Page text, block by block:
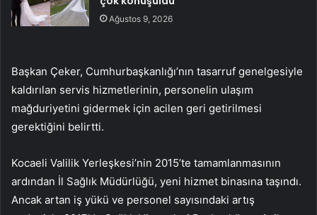
Ağustos 9, 2026
Başkan Çeker, Cumhurbaşkanlığı’nın tasarruf genelgesiyle
kaldırılan servis hizmetlerinin, personelin ulaşım
mağduriyetini gidermek için acilen geri getirilmesi
gerektiğini belirtti.
Kocaeli Valilik Yerleşkesi’nin 2015’te tamamlanmasının
ardından İl Sağlık Müdürlüğü, yeni hizmet binasına taşındı.
Ancak artan iş yükü ve personel sayısındaki artış